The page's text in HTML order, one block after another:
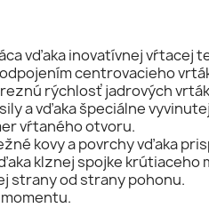
vďaka inovatívnej vŕtacej
centrovacieho
rýchlosť jadrových
a vďaka špeciálne
vŕtaného otvoru.
kovy a povrchy vďaka
klznej spojke
strany od strany pohonu.